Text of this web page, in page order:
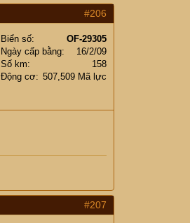
#206
Biển số
OF-29305
Ngày cấp bằng
16/2/09
Số km
158
Động cơ
507,509 Mã lực
#207